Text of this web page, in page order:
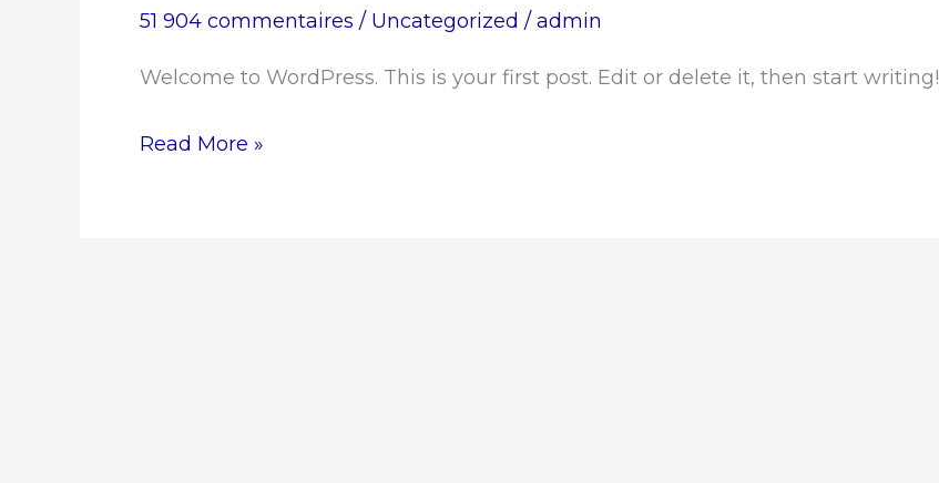
51 904 commentaires / Uncategorized / admin
Welcome to WordPress. This is your first post. Edit or delete it, then start writing!
Read More »